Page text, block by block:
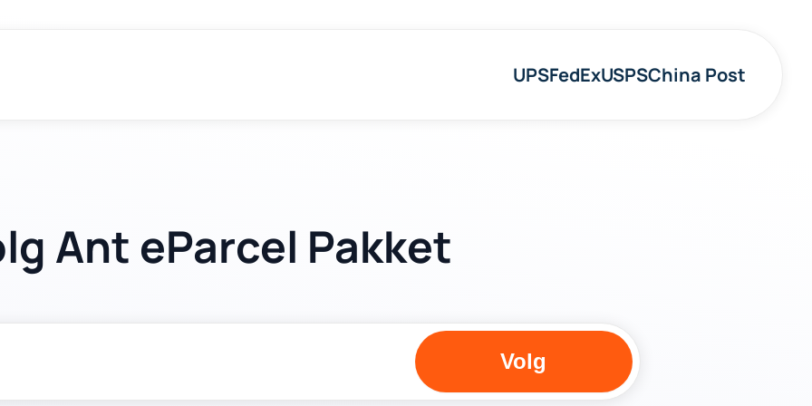
UPSFedExUSPSChina Post
Ant eParcel Pakket
Volg